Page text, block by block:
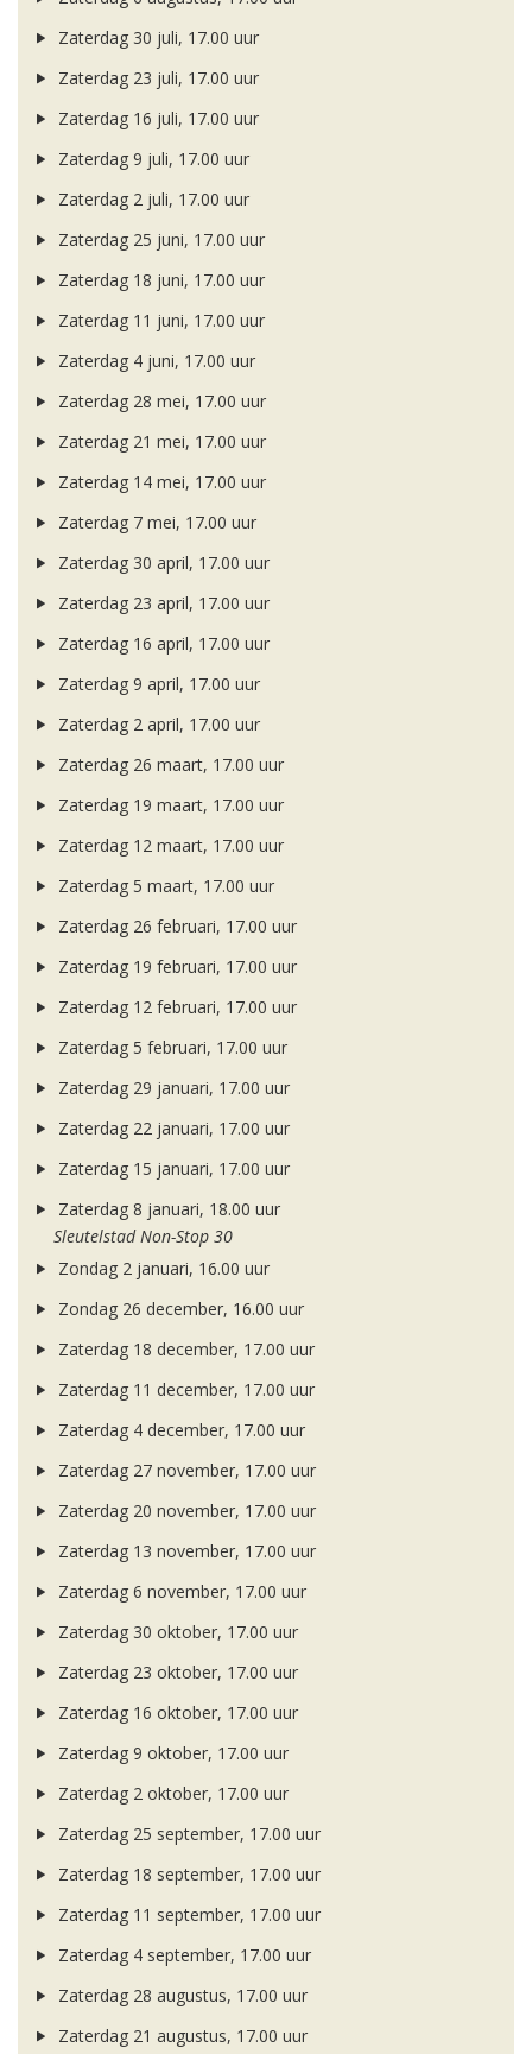
Zaterdag 30 juli, 17.00 uur
Zaterdag 23 juli, 17.00 uur
Zaterdag 16 juli, 17.00 uur
Zaterdag 9 juli, 17.00 uur
Zaterdag 2 juli, 17.00 uur
Zaterdag 25 juni, 17.00 uur
Zaterdag 18 juni, 17.00 uur
Zaterdag 11 juni, 17.00 uur
Zaterdag 4 juni, 17.00 uur
Zaterdag 28 mei, 17.00 uur
Zaterdag 21 mei, 17.00 uur
Zaterdag 14 mei, 17.00 uur
Zaterdag 7 mei, 17.00 uur
Zaterdag 30 april, 17.00 uur
Zaterdag 23 april, 17.00 uur
Zaterdag 16 april, 17.00 uur
Zaterdag 9 april, 17.00 uur
Zaterdag 2 april, 17.00 uur
Zaterdag 26 maart, 17.00 uur
Zaterdag 19 maart, 17.00 uur
Zaterdag 12 maart, 17.00 uur
Zaterdag 5 maart, 17.00 uur
Zaterdag 26 februari, 17.00 uur
Zaterdag 19 februari, 17.00 uur
Zaterdag 12 februari, 17.00 uur
Zaterdag 5 februari, 17.00 uur
Zaterdag 29 januari, 17.00 uur
Zaterdag 22 januari, 17.00 uur
Zaterdag 15 januari, 17.00 uur
Zaterdag 8 januari, 18.00 uur
Sleutelstad Non-Stop 30
Zondag 2 januari, 16.00 uur
Zondag 26 december, 16.00 uur
Zaterdag 18 december, 17.00 uur
Zaterdag 11 december, 17.00 uur
Zaterdag 4 december, 17.00 uur
Zaterdag 27 november, 17.00 uur
Zaterdag 20 november, 17.00 uur
Zaterdag 13 november, 17.00 uur
Zaterdag 6 november, 17.00 uur
Zaterdag 30 oktober, 17.00 uur
Zaterdag 23 oktober, 17.00 uur
Zaterdag 16 oktober, 17.00 uur
Zaterdag 9 oktober, 17.00 uur
Zaterdag 2 oktober, 17.00 uur
Zaterdag 25 september, 17.00 uur
Zaterdag 18 september, 17.00 uur
Zaterdag 11 september, 17.00 uur
Zaterdag 4 september, 17.00 uur
Zaterdag 28 augustus, 17.00 uur
Zaterdag 21 augustus, 17.00 uur